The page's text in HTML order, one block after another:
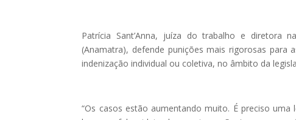
Patrícia Sant’Anna, juíza do trabalho e diretora
(Anamatra), defende punições mais rigorosas para
indenização individual ou coletiva, no âmbito da
“Os casos estão aumentando muito. É preciso